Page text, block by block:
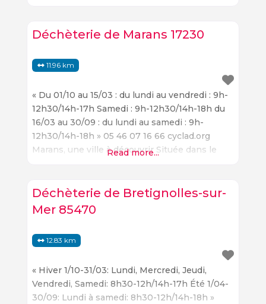
Sauveur-d’Aunis est une destination
variété de
Déchèterie de Marans 17230
11.96 km
« Du 01/10 au 15/03 : du lundi au vendredi : 9h-
12h30/14h-17h Samedi : 9h-12h30/14h-18h du
16/03 au 30/09 : du lundi au samedi : 9h-
12h30/14h-18h » 05 46 07 16 66 cyclad.org
Marans, une ville à découvrir Située dans le
de lieux à visiter et de points
Read more...
Déchèterie de Bretignolles-sur-
Mer 85470
12.83 km
« Hiver 1/10-31/03: Lundi, Mercredi, Jeudi,
Vendredi, Samedi: 8h30-12h/14h-17h Été 1/04-
30/09: Lundi à samedi: 8h30-12h/14h-18h »